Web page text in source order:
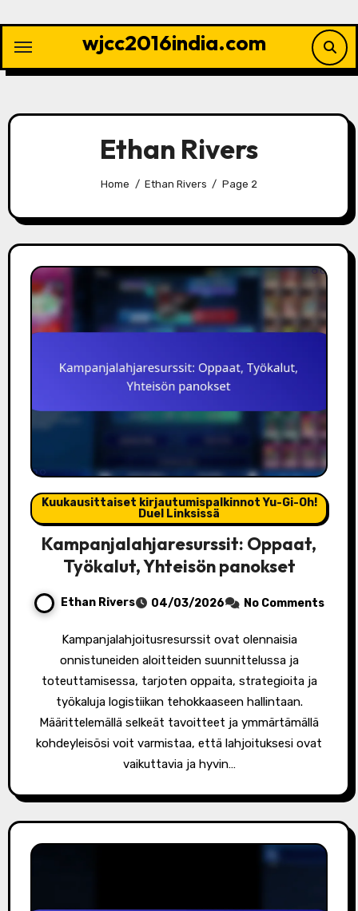
content
wjcc2016india.com
Ethan Rivers
Home Ethan Rivers Page 2
Kuukausittaiset kirjautumispalkinnot Yu-Gi-Oh!
Duel Linksissä
Kampanjalahjaresurssit: Oppaat,
Työkalut, Yhteisön panokset
Ethan Rivers 04/03/2026 No Comments
Kampanjalahjoitusresurssit ovat olennaisia
onnistuneiden aloitteiden suunnittelussa ja
toteuttamisessa, tarjoten oppaita, strategioita ja
työkaluja logistiikan tehokkaaseen hallintaan.
Määrittelemällä selkeät tavoitteet ja ymmärtämällä
kohdeyleisösi voit varmistaa, että lahjoituksesi ovat
vaikuttavia ja hyvin…